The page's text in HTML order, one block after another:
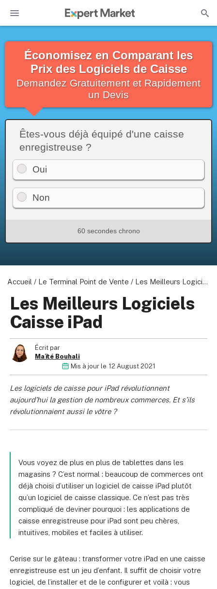
Économisez en Comparant les
Prix des Logiciels de Caisse
Demandez Gratuitement et Rapidement
un Devis
Êtes-vous déjà équipé d'une caisse
enregistreuse ?
Oui
Non
60 secondes chrono
Accueil / Le Terminal Point de Vente / Les Meilleurs Logiciels Caisse iPad
Les Meilleurs Logiciels
Caisse iPad
Écrit par
Maïté Bouhali
Mis à jour le 12 August 2021
Les logiciels de caisse pour iPad révolutionnent
aujourd’hui la gestion de nombreux commerces. Et s’ils
révolutionnaient aussi le vôtre ?
Vous voyez de plus en plus de tablettes dans les
magasins ? C’est normal : beaucoup de commerces ont
déjà choisi d’utiliser un logiciel de caisse iPad plutôt
qu’un logiciel de caisse classique. Ce n’est pas très
compliqué de deviner pourquoi : les applications de
caisse enregistreuse pour iPad sont peu chères,
intuitives, mobiles et faciles à utiliser.
Cerise sur le gâteau : transformer votre iPad en une caisse
enregistreuse est un jeu d’enfant. Il suffit de choisir votre
logiciel, de l’installer et de le configurer et voilà : vous